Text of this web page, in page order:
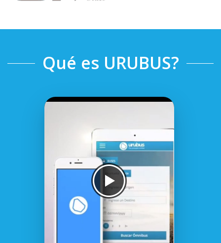
Qué es URUBUS?